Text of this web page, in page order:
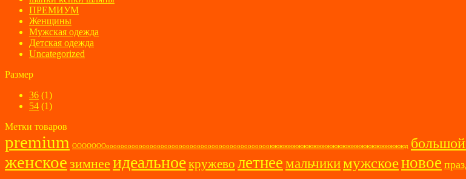
ПРЕМИУМ
Женщины
Мужская одежда
Детская одежда
Uncategorized
Размер
36 (1)
54 (1)
Метки товаров
premium ОООООООоооооооооооооооооооооооооооооооооооооооооооооююююююююююююююююююююююююююююд
женское зимнее идеальноекружево летнее мальчикимужскоеновое